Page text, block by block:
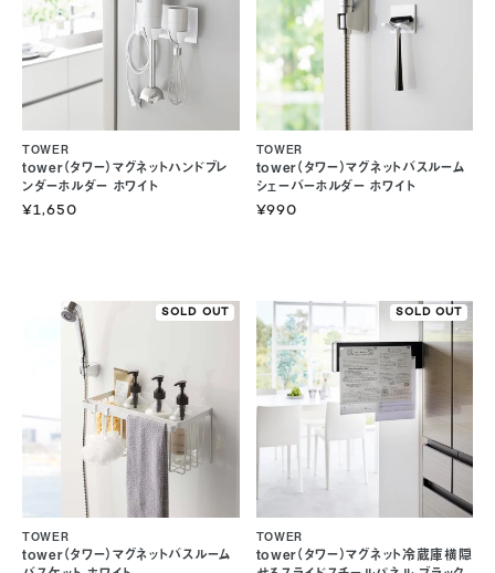
tower（タワー）マグネットハンドブレ
ンダーホルダー ホワイト
TOWER
¥1,650
tower（タワー）マグネットバスルーム
シェーバーホルダー ホワイト
TOWER
¥990
SOLD OUT
tower（タワー）マグネットバスルーム
TOWER
SOLD OUT
tower（タワー）マグネット冷蔵庫横隠
TOWER